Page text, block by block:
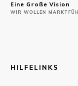
Eine Große Vision
WIR WOLLEN
HILFELINKS